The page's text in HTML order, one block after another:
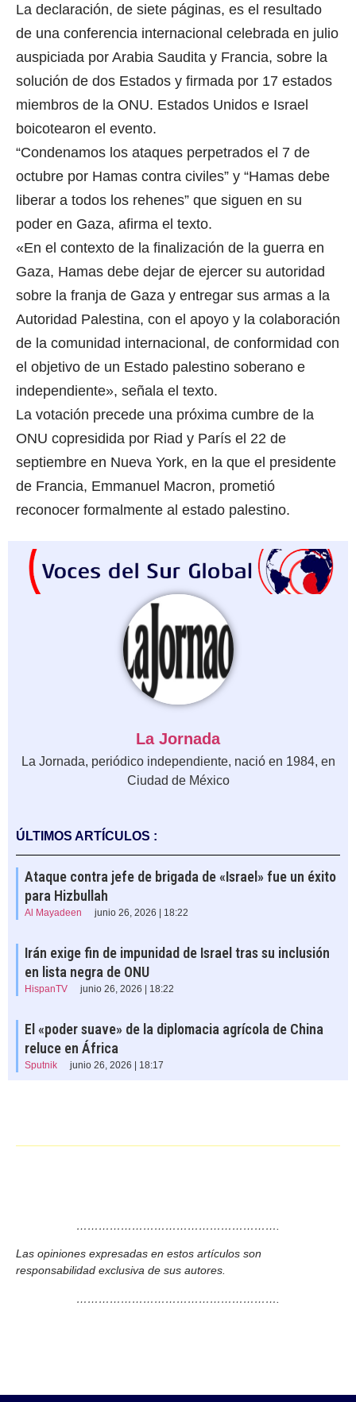
La declaración, de siete páginas, es el resultado
de una conferencia internacional celebrada en julio
auspiciada por Arabia Saudita y Francia, sobre la
solución de dos Estados y firmada por 17 estados
miembros de la ONU. Estados Unidos e Israel
boicotearon el evento.
“Condenamos los ataques perpetrados el 7 de
octubre por Hamas contra civiles” y “Hamas debe
liberar a todos los rehenes” que siguen en su
poder en Gaza, afirma el texto.
«En el contexto de la finalización de la guerra en
Gaza, Hamas debe dejar de ejercer su autoridad
sobre la franja de Gaza y entregar sus armas a la
Autoridad Palestina, con el apoyo y la colaboración
de la comunidad internacional, de conformidad con
el objetivo de un Estado palestino soberano e
independiente», señala el texto.
La votación precede una próxima cumbre de la
ONU copresidida por Riad y París el 22 de
septiembre en Nueva York, en la que el presidente
de Francia, Emmanuel Macron, prometió
reconocer formalmente al estado palestino.
La Jornada
La Jornada, periódico independiente, nació en 1984, en
Ciudad de México
ÚLTIMOS ARTÍCULOS :
Ataque contra jefe de brigada de «Israel» fue un éxito
para Hizbullah
Al Mayadeen junio 26, 2026 | 18:22
Irán exige fin de impunidad de Israel tras su inclusión
en lista negra de ONU
HispanTV junio 26, 2026 | 18:22
El «poder suave» de la diplomacia agrícola de China
reluce en África
Sputnik junio 26, 2026 | 18:17
……………………………………………….
Las opiniones expresadas en estos artículos son
responsabilidad exclusiva de sus autores.
……………………………………………….